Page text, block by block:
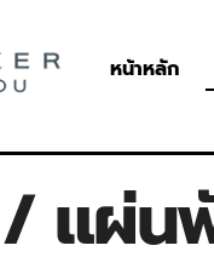
หน้าหลัก
แผ่น